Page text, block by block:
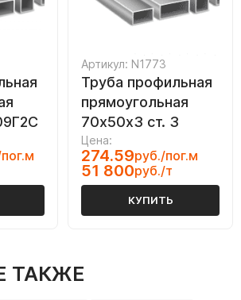
Артикул: N1773
Труба профильная
прямоугольная
70х50х3 ст. 3
Цена:
274.59руб./пог.м
51 800руб./т
КУПИТЬ
ТАКЖЕ